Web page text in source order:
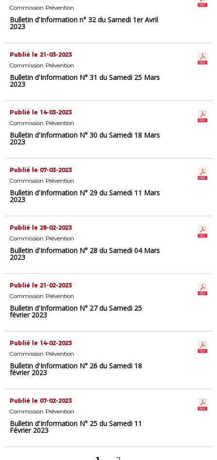
Commission Prévention
Bulletin d'Information n° 32 du Samedi 1er Avril
2023
Publié le 21-03-2023
Commission Prévention
Bulletin d'Information N° 31 du Samedi 25 Mars
2023
Publié le 14-03-2023
Commission Prévention
Bulletin d'Information N° 30 du Samedi 18 Mars
2023
Publié le 07-03-2023
Commission Prévention
Bulletin d'Information N° 29 du Samedi 11 Mars
2023
Publié le 28-02-2023
Commission Prévention
Bulletin d'Information N° 28 du Samedi 04 Mars
2023
Publié le 21-02-2023
Commission Prévention
Bulletin d'Information N° 27 du Samedi 25
février 2023
Publié le 14-02-2023
Commission Prévention
Bulletin d'Information N° 26 du Samedi 18
février 2023
Publié le 07-02-2023
Commission Prévention
Bulletin d'Information N° 25 du Samedi 11
Février 2023